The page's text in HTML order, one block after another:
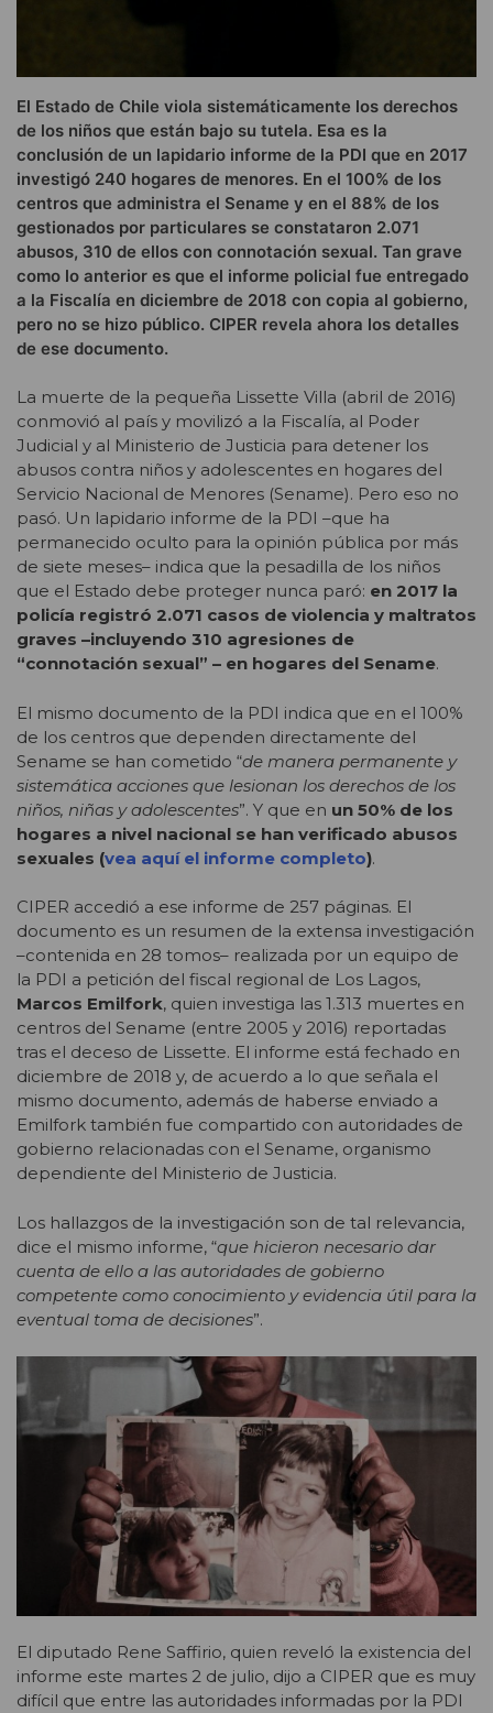
El Estado de Chile viola sistemáticamente los derechos
de los niños que están bajo su tutela. Esa es la
conclusión de un lapidario informe de la PDI que en 2017
investigó 240 hogares de menores. En el 100% de los
centros que administra el Sename y en el 88% de los
gestionados por particulares se constataron 2.071
abusos, 310 de ellos con connotación sexual. Tan grave
como lo anterior es que el informe policial fue entregado
a la Fiscalía en diciembre de 2018 con copia al gobierno,
pero no se hizo público. CIPER revela ahora los detalles
de ese documento.
La muerte de la pequeña Lissette Villa (abril de 2016)
conmovió al país y movilizó a la Fiscalía, al Poder
Judicial y al Ministerio de Justicia para detener los
abusos contra niños y adolescentes en hogares del
Servicio Nacional de Menores (Sename). Pero eso no
pasó. Un lapidario informe de la PDI –que ha
permanecido oculto para la opinión pública por más
de siete meses– indica que la pesadilla de los niños
que el Estado debe proteger nunca paró: en 2017 la
policía registró 2.071 casos de violencia y maltratos
graves –incluyendo 310 agresiones de
“connotación sexual” – en hogares del Sename.
El mismo documento de la PDI indica que en el 100%
de los centros que dependen directamente del
Sename se han cometido “de manera permanente y
sistemática acciones que lesionan los derechos de los
niños, niñas y adolescentes”. Y que en un 50% de los
hogares a nivel nacional se han verificado abusos
sexuales (vea aquí el informe completo).
CIPER accedió a ese informe de 257 páginas. El
documento es un resumen de la extensa investigación
–contenida en 28 tomos– realizada por un equipo de
la PDI a petición del fiscal regional de Los Lagos,
Marcos Emilfork, quien investiga las 1.313 muertes en
centros del Sename (entre 2005 y 2016) reportadas
tras el deceso de Lissette. El informe está fechado en
diciembre de 2018 y, de acuerdo a lo que señala el
mismo documento, además de haberse enviado a
Emilfork también fue compartido con autoridades de
gobierno relacionadas con el Sename, organismo
dependiente del Ministerio de Justicia.
Los hallazgos de la investigación son de tal relevancia,
dice el mismo informe, “que hicieron necesario dar
cuenta de ello a las autoridades de gobierno
competente como conocimiento y evidencia útil para la
eventual toma de decisiones”.
El diputado Rene Saffirio, quien reveló la existencia del
informe este martes 2 de julio, dijo a CIPER que es muy
difícil que entre las autoridades informadas por la PDI